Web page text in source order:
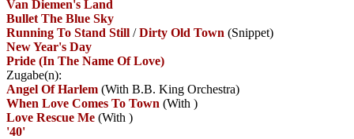
Van Diemen's Land
Bullet The Blue Sky
Running To Stand Still /Dirty Old Town (Snippet)
New Year's Day
Pride (In The Name Of Love)
Zugabe(n):
Angel Of Harlem (With B.B. King Orchestra)
When Love Comes To Town (With )
Love Rescue Me (With )
'40'